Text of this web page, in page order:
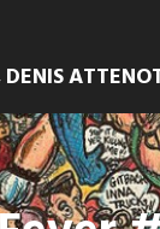
DENIS